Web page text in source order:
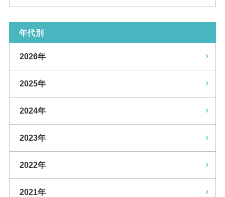
年代別
2026年
2025年
2024年
2023年
2022年
2021年